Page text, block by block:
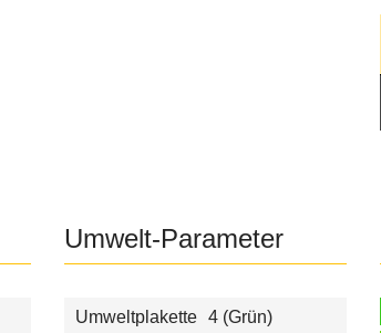
Umwelt-Parameter
Umweltplakette 4 (Grün)